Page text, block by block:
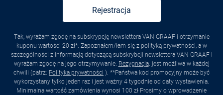
Rejestracja
Tak, wyrażam zgodę na subskrypcję newslettera VAN GRAAF i otrzymanie
kuponu wartości 20 zł*. Zapoznałem/łam się z polityką prywatności, a w
szczególności z informacją dotyczącą subskrybcji newslettera VAN GRAAF i
wyrażam zgodę na jego otrzymywanie. Rezygnacja. jest możliwa w każdej
chwili (patrz: Polityka prywatności ). **Państwa kod promocyjny może być
wykorzystany tylko jeden raz i jest ważny 4 tygodnie od daty wystawienia.
Minimalna wartość zamówienia wynosi 100 zł Prosimy o wprowadzenie